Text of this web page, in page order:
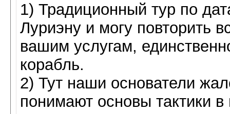
1) Традиционный тур по
Луриэну и могу
вашим услугам,
корабль.
2) Тут наши основатели
понимают основы тактики